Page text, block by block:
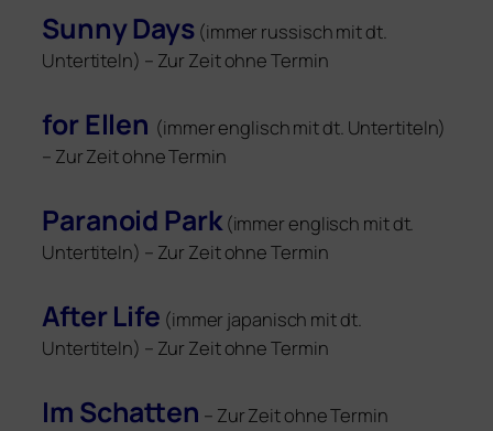
Sunny Days (immer rus­sisch mit dt.
Untertiteln) – Zur Zeit ohne Termin
for Ellen (immer eng­lisch mit dt. Untertiteln)
– Zur Zeit ohne Termin
Paranoid Park(immer eng­lisch mit dt.
Untertiteln) – Zur Zeit ohne Termin
After Life (immer japa­nisch mit dt.
Untertiteln) – Zur Zeit ohne Termin
Im Schatten – Zur Zeit ohne Termin